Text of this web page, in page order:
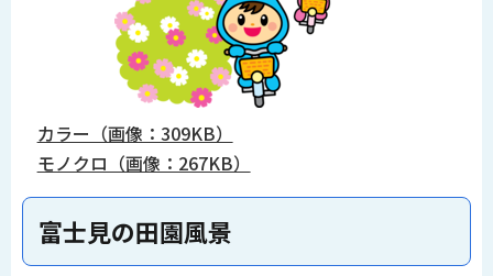
カラー（画像：309KB）
モノクロ（画像：267KB）
富士見の田園風景